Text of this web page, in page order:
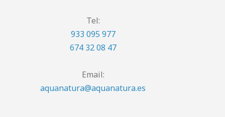
Tel:
933 095 977
674 32 08 47
Email:
aquanatura@aquanatura.es